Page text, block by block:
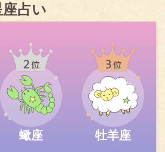
占い
蠍座 牡羊座